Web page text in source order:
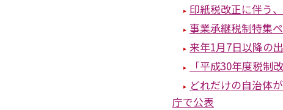
印紙税改正に伴う
事業承継税制特集
来年1月7日以降の
「平成30年度税
どれだけの自治体
庁で公表